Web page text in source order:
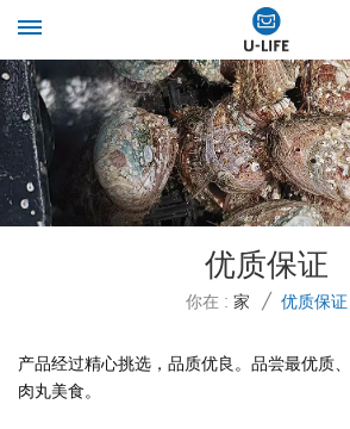
优质保证
你在 : 家 / 优质保证
产品经过精心挑选，品质优良。品尝最优质
肉丸美食。